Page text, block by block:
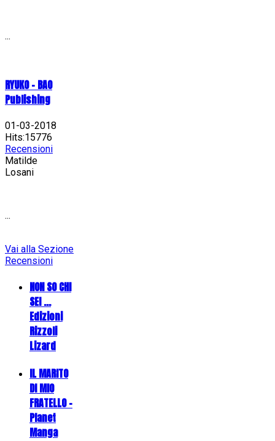
...
RYUKO - BAO
Publishing
01-03-2018
Hits:15776
Recensioni
Matilde
Losani
...
Vai alla Sezione
Recensioni
NON SO CHI
SEI ...
Edizioni
Rizzoli
Lizard
IL MARITO
DI MIO
FRATELLO -
Planet
Manga